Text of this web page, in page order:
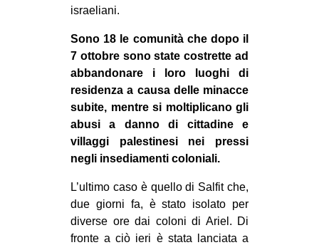
ANTIFASCISMO
DIRITTO ALL’ABITARE
MIGRAZIONI
PRECARIATO
REPRESSIONE
CULTURE
ARTE
israeliani.
Sono 18 le comunità che dopo il
7 ottobre sono state costrette ad
abbandonare i loro luoghi di
residenza a causa delle minacce
subite, mentre si moltiplicano gli
abusi a danno di cittadine e
villaggi palestinesi nei pressi
negli insediamenti coloniali.
L’ultimo caso è quello di Salfit che,
due giorni fa, è stato isolato per
diverse ore dai coloni di Ariel. Di
fronte a ciò ieri è stata lanciata a